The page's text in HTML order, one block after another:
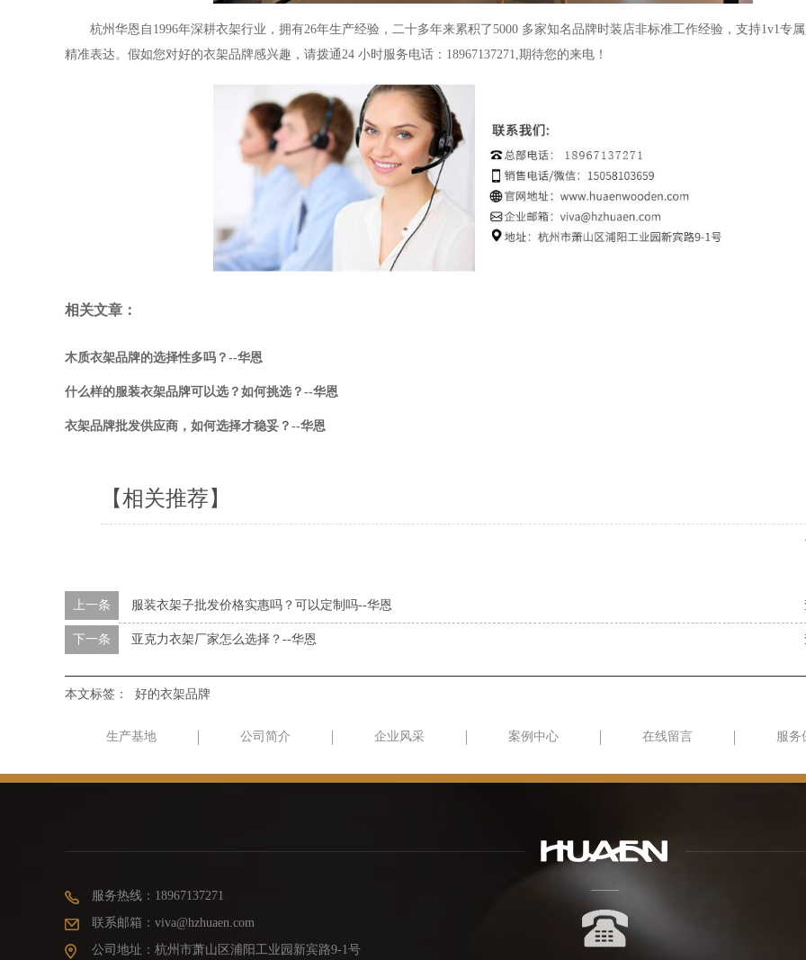
杭州华恩自 1996年深耕衣架行业，拥有26年生产经验，二十多年来累积了5000 多家知名品牌时装店非标准工作经验，支持1v1专属
精准表达。假如您对好的衣架品牌感兴趣，请拨通 24 小时服务电话： 18967137271, 期待您的来电！
相关文章：
木质衣架品牌的选择性多吗？--华恩
什么样的服装衣架品牌可以选？如何挑选？--华恩
衣架品牌批发供应商，如何选择才稳妥？--华恩
【相关推荐】
上一条 服装衣架子批发价格实惠吗？可以定制吗--华恩
下一条 亚克力衣架厂家怎么选择？--华恩
本文标签： 好的衣架品牌
生产基地 公司简介 企业风采 案例中心 在线留言 服务
服务热线：18967137271
联系邮箱：viva@hzhuaen.com
公司地址：杭州市萧山区浦阳工业园新宾路9-1号